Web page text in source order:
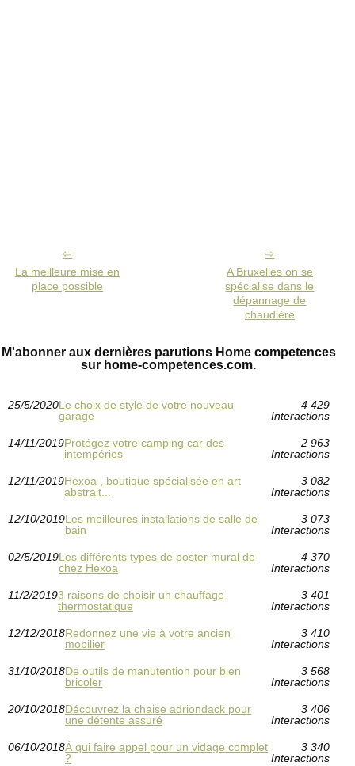
La meilleure mise en
place possible
A Bruxelles on se
spécialise dans le
dépannage de
chaudière
M'abonner aux dernières parutions Home competences
sur home-competences.com.
25/5/2020Le choix de style de votre nouveau
garage
4 429
Interactions
14/11/2019Protégez votre camping car des
intempéries
2 963
Interactions
12/11/2019Hexoa , boutique spécialisée en art
abstrait...
3 082
Interactions
12/10/2019Les meilleures installations de salle de
bain
3 073
Interactions
02/5/2019Les différents types de poster mural de
chez Hexoa
4 370
Interactions
11/2/20193 raisons de choisir un chauffage
thermostatique
3 401
Interactions
12/12/2018Redonnez une vie à votre ancien
mobilier
3 410
Interactions
31/10/2018De outils de manutention pour bien
bricoler
3 568
Interactions
20/10/2018Découvrez la chaise adriondack pour
une détente assuré
3 406
Interactions
06/10/2018À qui faire appel pour un vidage complet
?
3 340
Interactions